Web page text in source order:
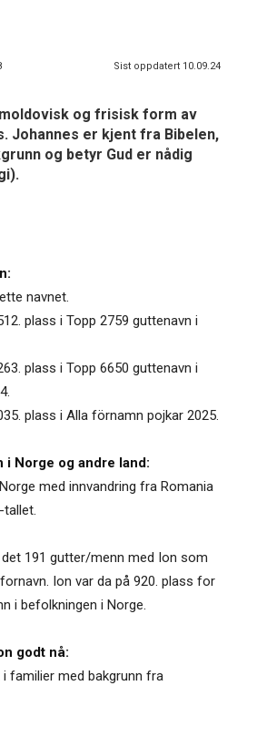
Sist oppdatert 10.09.24
og frisisk form av
Johannes er kjent fra Bibelen,
og betyr Gud er nådig
navnet.
plass i Topp 2759 guttenavn i
plass i Topp 6650 guttenavn i
plass i Alla förnamn pojkar 2025.
i Norge og andre land:
med innvandring fra Romania
det 191 gutter/menn med Ion som
Ion var da på 920. plass for
i befolkningen i Norge.
godt nå:
familier med bakgrunn fra